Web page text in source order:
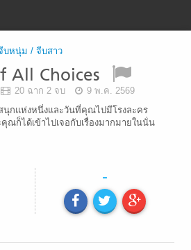
บหนุ่ม / จีบสาว
All Choices
20 ฉาก 2 จบ
9 พ.ค. 2569
กแห่งหนึ่งและวันที่คุณไปมีโรงละคร
ณก็ได้เข้าไปเจอกับเรื่องมากมายในนั่น
-